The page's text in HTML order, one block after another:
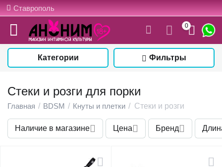
Ставрополь
0
Категории Фильтры
Стеки и розги для порки
Главная / BDSM / Кнуты и плетки / Стеки и розги
Наличие в магазине Цена Бренд